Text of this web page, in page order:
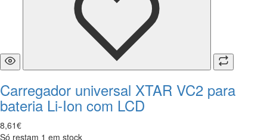
Carregador universal XTAR VC2 para
bateria Li-Ion com LCD
8,61€
Só restam 1 em stock